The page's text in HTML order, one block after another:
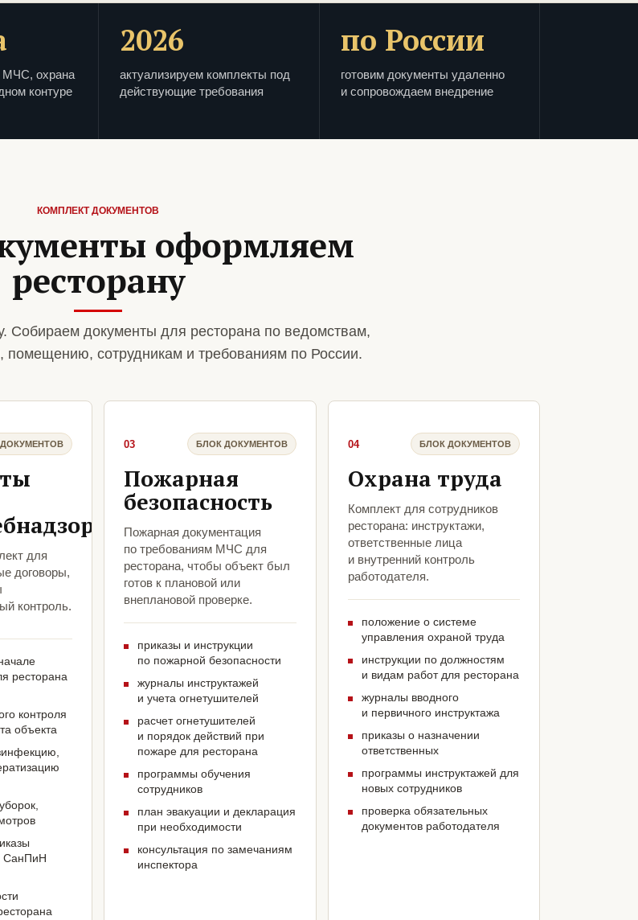
МЧС, охрана
контуре
2026
актуализируем комплекты под
действующие требования
по России
готовим документы удаленно
и сопровождаем внедрение
КОМПЛЕКТ ДОКУМЕНТОВ
оформляем
ресторану
Собираем документы для ресторана по ведомствам,
помещению, сотрудникам и требованиям по России.
для
договоры,
контроль.
ресторана
контроля
объекта
СанПиН
03 БЛОК ДОКУМЕНТОВ
Пожарная
безопасность
Пожарная документация
по требованиям МЧС для
ресторана, чтобы объект был
готов к плановой или
внеплановой проверке.
приказы и инструкции
по пожарной безопасности
журналы инструктажей
и учета огнетушителей
расчет огнетушителей
и порядок действий при
пожаре для ресторана
программы обучения
сотрудников
план эвакуации и декларация
при необходимости
консультация по замечаниям
инспектора
04 БЛОК ДОКУМЕНТОВ
Охрана труда
Комплект для сотрудников
ресторана: инструктажи,
ответственные лица
и внутренний контроль
работодателя.
положение о системе
управления охраной труда
инструкции по должностям
и видам работ для ресторана
журналы вводного
и первичного инструктажа
приказы о назначении
ответственных
программы инструктажей для
новых сотрудников
проверка обязательных
документов работодателя